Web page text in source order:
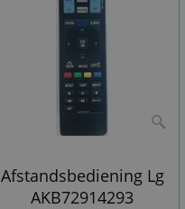
Afstandsbediening Lg
AKB72914293